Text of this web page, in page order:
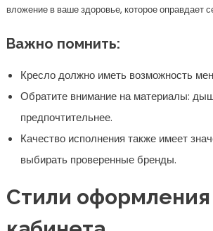
вложение в ваше здоровье, которое оправдает
Важно помнить:
Кресло должно иметь возможность
Обратите внимание на материалы:
предпочтительнее.
Качество исполнения также имеет
выбирать проверенные бренды.
Стили оформления